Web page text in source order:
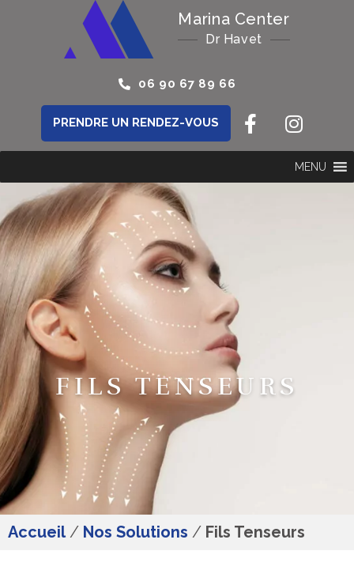
Marina Center
Dr Havet
06 90 67 89 66
PRENDRE UN RENDEZ-VOUS
MENU
FILS TENSEURS
Accueil/ Nos Solutions / Fils Tenseurs